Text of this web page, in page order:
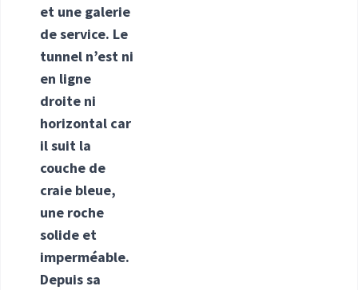
et une galerie
de service. Le
tunnel n’est ni
en ligne
droite ni
horizontal car
il suit la
couche de
craie bleue,
une roche
solide et
imperméable.
Depuis sa